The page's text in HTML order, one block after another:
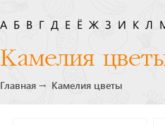
А Б В Г Д Е Ё Ж З И К Л
Камелия
Главная Камелия цветы